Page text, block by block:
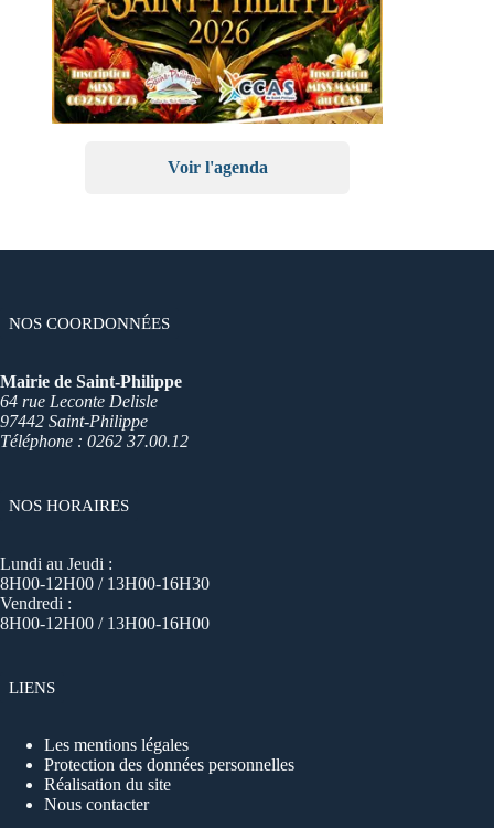
Voir l'agenda
NOS COORDONNÉES
Mairie de Saint-Philippe
64 rue Leconte Delisle
97442 Saint-Philippe
Téléphone : 0262 37.00.12
NOS HORAIRES
Lundi au Jeudi :
8H00-12H00 / 13H00-16H30
Vendredi :
8H00-12H00 / 13H00-16H00
LIENS
Les mentions légales
Protection des données personnelles
Réalisation du site
Nous contacter